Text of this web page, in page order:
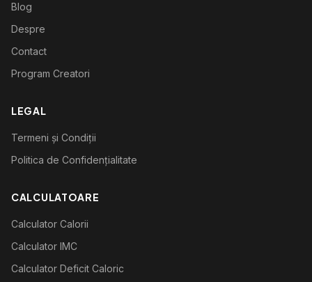
Blog
Despre
Contact
Program Creatori
LEGAL
Termeni și Condiții
Politica de Confidențialitate
CALCULATOARE
Calculator Calorii
Calculator IMC
Calculator Deficit Caloric